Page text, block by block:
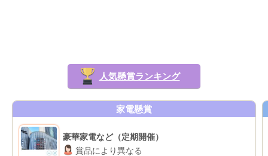
人気懸賞ランキング
家電懸賞
豪華家電など（定期開催）
賞品により異なる